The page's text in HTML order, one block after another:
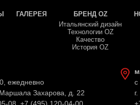
ГАЛЕРЕЯ
БРЕНД OZ
Итальянский дизайн
Технологии OZ
Качество
История OZ
ежедневно
Захарова, д. 22
с